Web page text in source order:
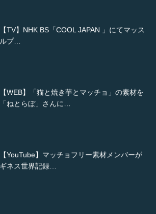
【TV】NHK BS「COOL JAPAN 」にてマッス
ルプ…
【WEB】「猫と焼き芋とマッチョ」の素材を
「ねとらぼ」さんに…
【YouTube】マッチョフリー素材メンバーが
ギネス世界記録…